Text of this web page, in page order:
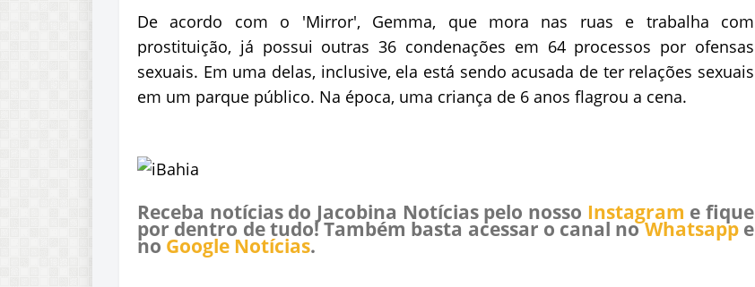
De acordo com o 'Mirror', Gemma, que mora nas ruas e trabalha com
prostituição, já possui outras 36 condenações em 64 processos por ofensas
sexuais. Em uma delas, inclusive, ela está sendo acusada de ter relações sexuais
em um parque público. Na época, uma criança de 6 anos flagrou a cena.
Receba notícias do Jacobina Notícias pelo nosso Instagram e fique
por dentro de tudo! Também basta acessar o canal noWhatsappe
no Google Notícias.